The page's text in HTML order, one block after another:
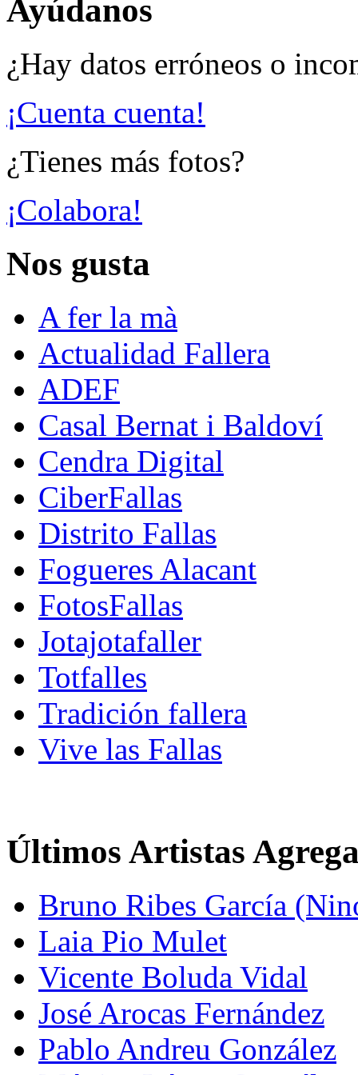
Ayúdanos
¿Hay datos erróneos o
¡Cuenta cuenta!
¿Tienes más fotos?
¡Colabora!
Nos gusta
A fer la mà
Actualidad Fallera
ADEF
Casal Bernat i Baldoví
Cendra Digital
CiberFallas
Distrito Fallas
Fogueres Alacant
FotosFallas
Jotajotafaller
Totfalles
Tradición fallera
Vive las Fallas
Últimos Artistas
Bruno Ribes García
Laia Pio Mulet
Vicente Boluda Vidal
José Arocas Fernández
Pablo Andreu González